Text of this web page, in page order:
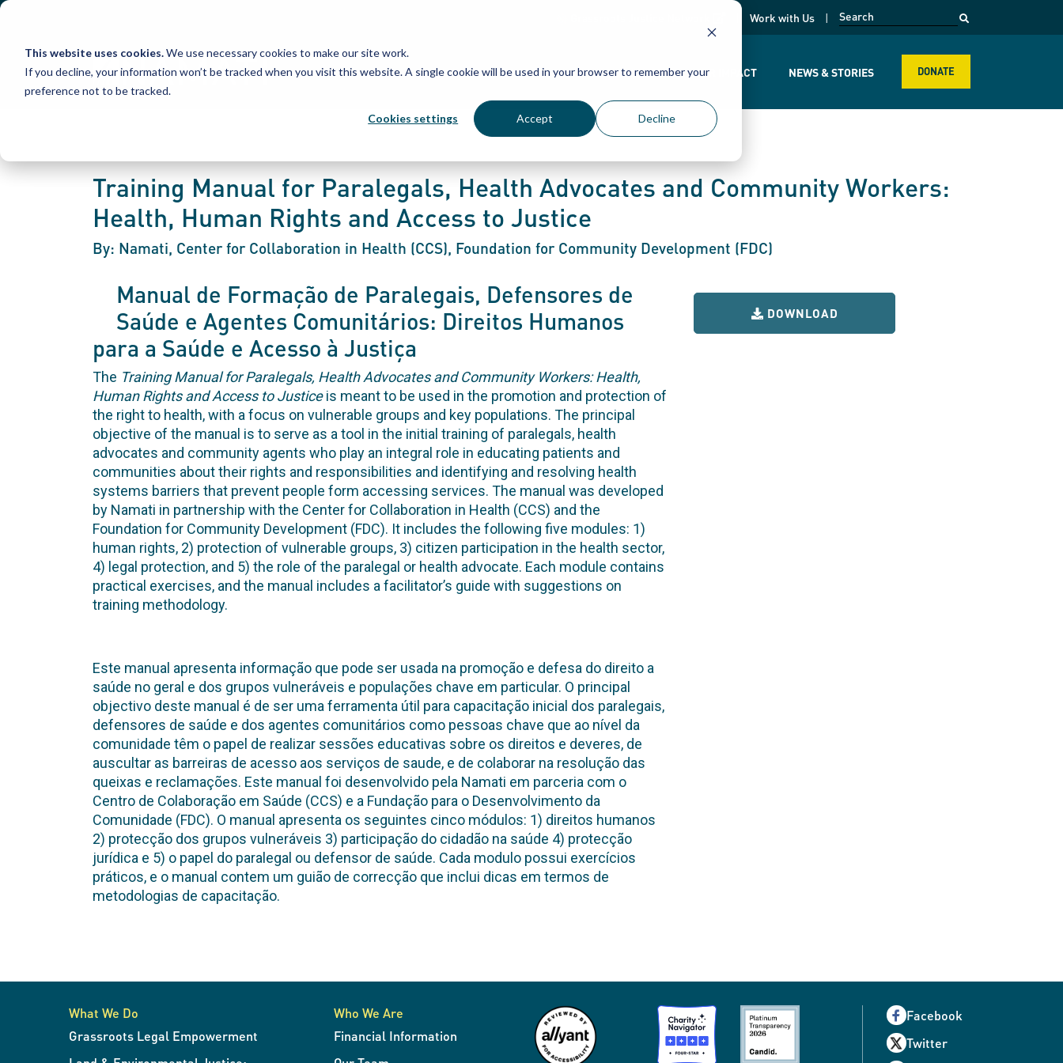
This website uses cookies.We use necessary cookies to make our site work.
If you decline, your information won’t be tracked when you visit this website. A single cookie will be used in your browser to remember your
preference not to be tracked.
Cookies settings Accept Decline
Skip
content
opens in a new page
Work with Us
WHAT WE DO WHO WE ARE OUR IMPACT NEWS & STORIES DONATE
Training Manual for Paralegals, Health Advocates and Community Workers:
Health, Human Rights and Access to Justice
By: Namati, Center for Collaboration in Health (CCS), Foundation for Community Development (FDC)
Manual de Formação de Paralegais, Defensores de
Saúde e Agentes Comunitários: Direitos Humanos
para a Saúde e Acesso à Justiça
The Training Manual for Paralegals, Health Advocates and Community Workers: Health,
Human Rights and Access to Justiceis meant to be used in the promotion and protection of
the right to health, with a focus on vulnerable groups and key populations. The principal
objective of the manual is to serve as a tool in the initial training of paralegals, health
advocates and community agents who play an integral role in educating patients and
communities about their rights and responsibilities and identifying and resolving health
systems barriers that prevent people form accessing services. The manual was developed
by Namati in partnership with the Center for Collaboration in Health (CCS) and the
Foundation for Community Development (FDC). It includes the following five modules: 1)
human rights, 2) protection of vulnerable groups, 3) citizen participation in the health sector,
4) legal protection, and 5) the role of the paralegal or health advocate. Each module contains
practical exercises, and the manual includes a facilitator’s guide with suggestions on
training methodology.
Este manual apresenta informação que pode ser usada na promoção e defesa do direito a
saúde no geral e dos grupos vulneráveis e populações chave em particular. O principal
objectivo deste manual é de ser uma ferramenta útil para capacitação inicial dos paralegais,
defensores de saúde e dos agentes comunitários como pessoas chave que ao nível da
comunidade têm o papel de realizar sessões educativas sobre os direitos e deveres, de
auscultar as barreiras de acesso aos serviços de saude, e de colaborar na resolução das
queixas e reclamações. Este manual foi desenvolvido pela Namati em parceria com o
Centro de Colaboração em Saúde (CCS) e a Fundação para o Desenvolvimento da
Comunidade (FDC). O manual apresenta os seguintes cinco módulos: 1) direitos humanos
2) protecção dos grupos vulneráveis 3) participação do cidadão na saúde 4) protecção
jurídica e 5) o papel do paralegal ou defensor de saúde. Cada modulo possui exercícios
práticos, e o manual contem um guião de correcção que inclui dicas em termos de
metodologias de capacitação.
DOWNLOAD
What We Do
Grassroots Legal Empowerment
Who We Are
Financial Information
Facebook
Twitter